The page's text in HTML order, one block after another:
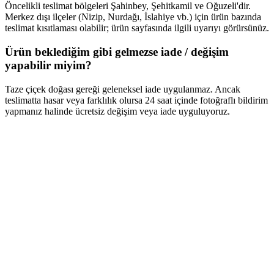
Öncelikli teslimat bölgeleri Şahinbey, Şehitkamil ve Oğuzeli'dir.
Merkez dışı ilçeler (Nizip, Nurdağı, İslahiye vb.) için ürün bazında
teslimat kısıtlaması olabilir; ürün sayfasında ilgili uyarıyı görürsünüz.
Ürün beklediğim gibi gelmezse iade / değişim
yapabilir miyim?
Taze çiçek doğası gereği geleneksel iade uygulanmaz. Ancak
teslimatta hasar veya farklılık olursa 24 saat içinde fotoğraflı bildirim
yapmanız halinde ücretsiz değişim veya iade uyguluyoruz.